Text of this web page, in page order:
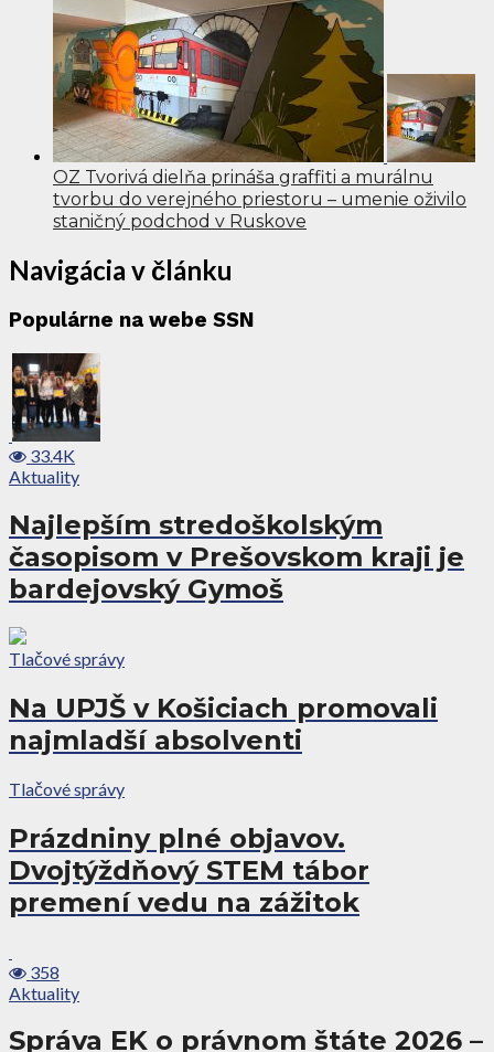
OZ Tvorivá dielňa prináša graffiti a murálnu
tvorbu do verejného priestoru – umenie oživilo
staničný podchod v Ruskove
Navigácia v článku
Populárne na webe SSN
33.4K
Aktuality
Najlepším stredoškolským
časopisom v Prešovskom kraji je
bardejovský Gymoš
Tlačové správy
Na UPJŠ v Košiciach promovali
najmladší absolventi
Tlačové správy
Prázdniny plné objavov.
Dvojtýždňový STEM tábor
premení vedu na zážitok
358
Aktuality
Správa EK o právnom štáte 2026 –